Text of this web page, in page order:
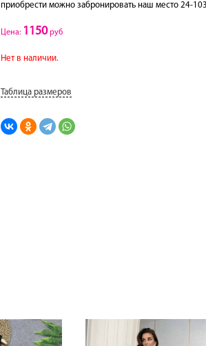
приобрести можно забронировать наш место 24-103
Цена: 1150руб
Нет в наличии.
Таблица размеров